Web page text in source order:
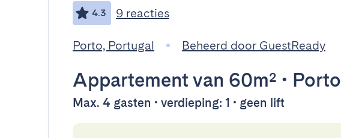
4.3 9 reacties
Porto, Portugal Beheerd door GuestReady
Appartement van 60m² • Porto
Max. 4 gasten • verdieping: 1 • geen lift